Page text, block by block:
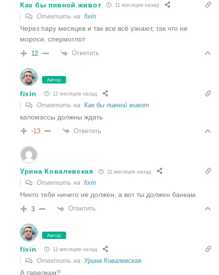
Как бы пивной живот 11 месяцев назад
Ответить на fixin
Через пару месяцев и так все всё узнают, так что не
мороси, спермоглот
12 Ответить
Автор
fixin 11 месяцев назад
Ответить на Как бы пивной живот
каломассы должны ждать
-13 Ответить
Урина Ковалевская 11 месяцев назад
Ответить на fixin
Никто тебе ничего не должен, а вот ты должен банкам.
3 Ответить
Автор
fixin 11 месяцев назад
Ответить на Урина Ковалевская
А тарелкам?